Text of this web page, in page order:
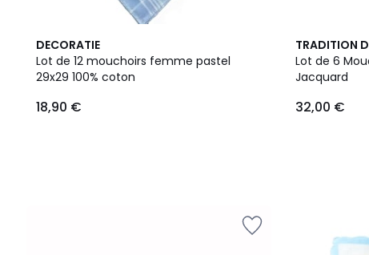
DECORATIE
Lot de 12 mouchoirs femme pastel
29x29 100% coton
18,90 €
TRADITION
Lot de 6
Jacquard
32,00 €